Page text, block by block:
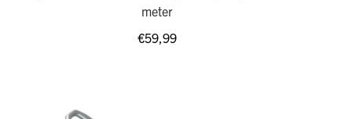
meter
€59,99